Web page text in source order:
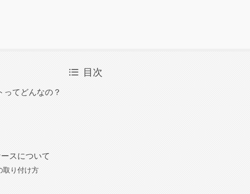
目次
ってどんなの？
スについて
取り付け方